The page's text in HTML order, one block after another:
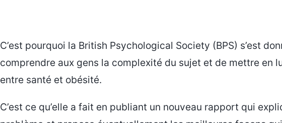
C’est pourquoi la British Psychological Society (BPS) s’est
comprendre aux gens la complexité du sujet et de mettre en
entre santé et obésité.
C’est ce qu’elle a fait en publiant un nouveau rapport qui